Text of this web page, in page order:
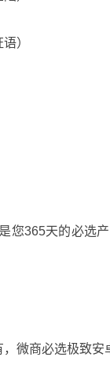
）
您365天的必选
微商必选极致安